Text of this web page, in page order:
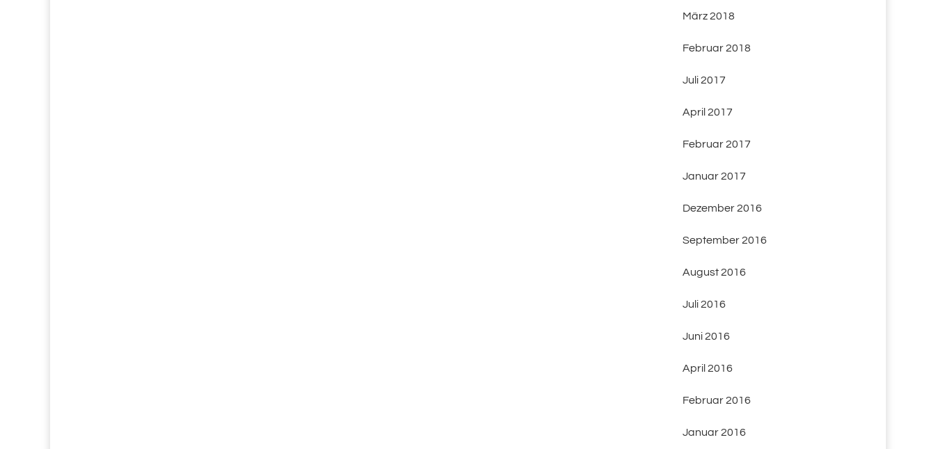
März 2018
Februar 2018
Juli 2017
April 2017
Februar 2017
Januar 2017
Dezember 2016
September 2016
August 2016
Juli 2016
Juni 2016
April 2016
Februar 2016
Januar 2016